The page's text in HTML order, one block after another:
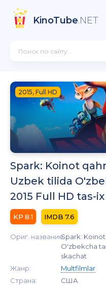
KinoTube.NET
2015, Full HD
Spark: Koinot
Uzbek tilida
2015 Full HD tas-
8.1 7.6
Ориг. название:Spark:
O'zbekcha
skachat
Жанр:
Multfilmlar
Страна:
США